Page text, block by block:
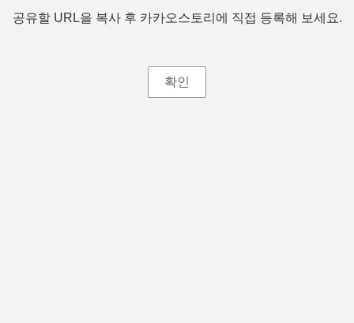
공유할 URL을 복사 후 카카오스토리에 직접 등록해 보세요.
확인